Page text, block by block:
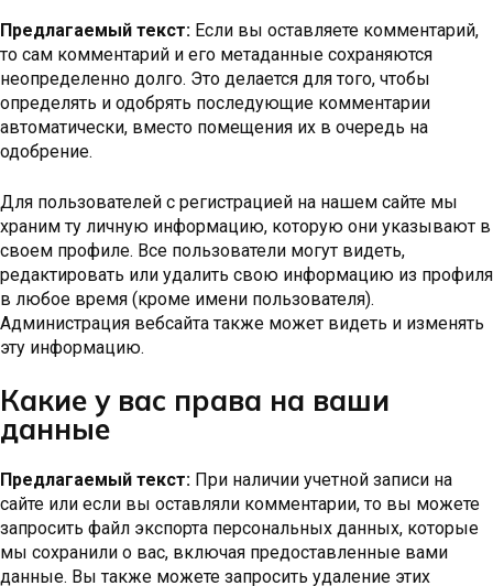
Предлагаемый текст: Если вы оставляете комментарий,
то сам комментарий и его метаданные сохраняются
неопределенно долго. Это делается для того, чтобы
определять и одобрять последующие комментарии
автоматически, вместо помещения их в очередь на
одобрение.
Для пользователей с регистрацией на нашем сайте мы
храним ту личную информацию, которую они указывают в
своем профиле. Все пользователи могут видеть,
редактировать или удалить свою информацию из профиля
в любое время (кроме имени пользователя).
Администрация вебсайта также может видеть и изменять
эту информацию.
Какие у вас права на ваши
данные
Предлагаемый текст: При наличии учетной записи на
сайте или если вы оставляли комментарии, то вы можете
запросить файл экспорта персональных данных, которые
мы сохранили о вас, включая предоставленные вами
данные. Вы также можете запросить удаление этих